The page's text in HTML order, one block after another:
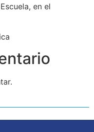
en el